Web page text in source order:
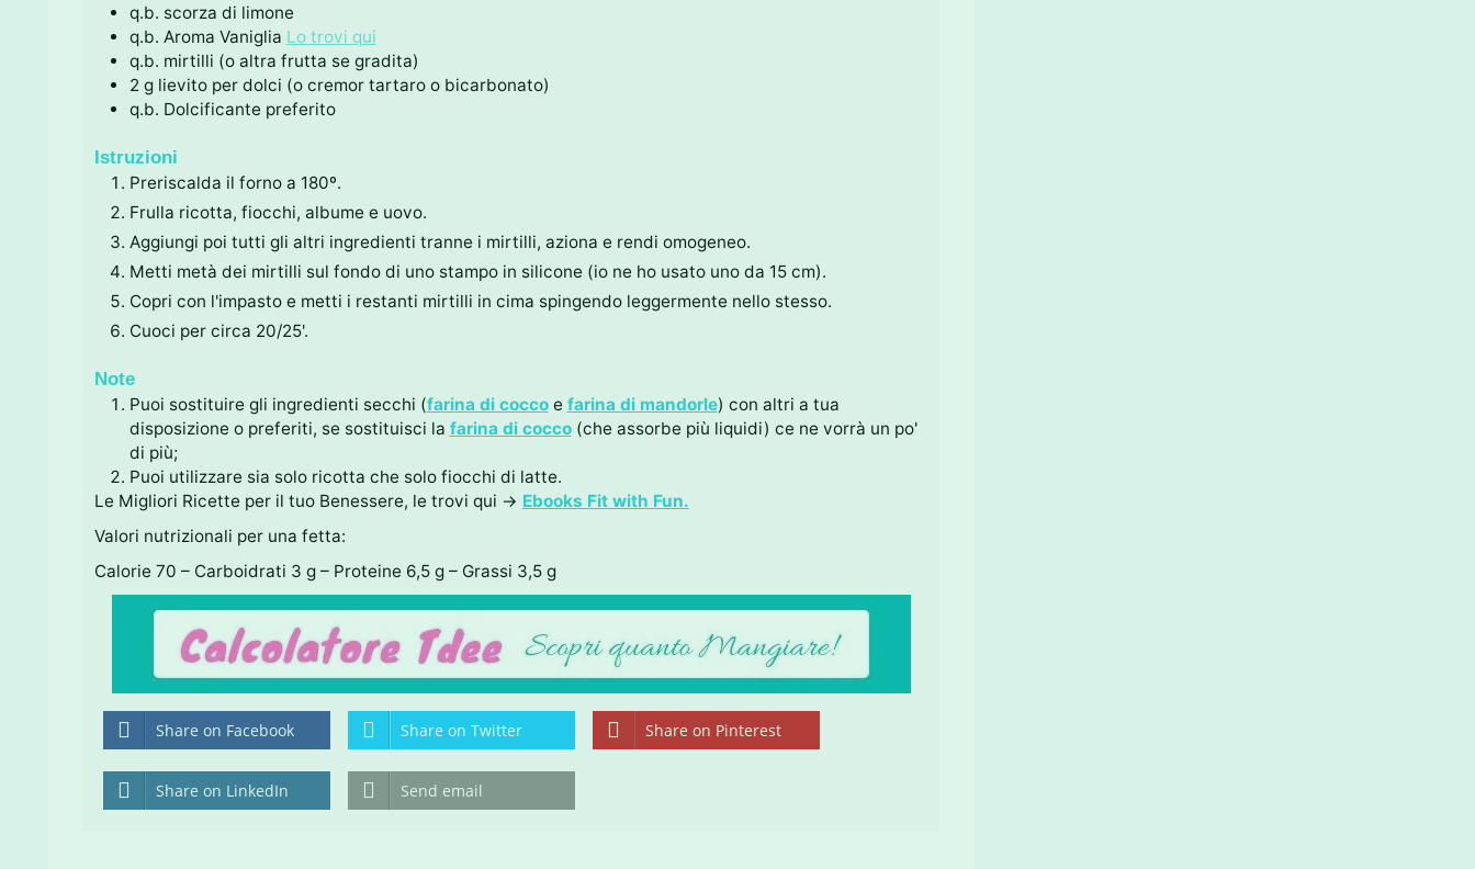
q.b. scorza di limone
q.b. Aroma Vaniglia Lo trovi qui
q.b. mirtilli (o altra frutta se gradita)
2 g lievito per dolci (o cremor tartaro o bicarbonato)
q.b. Dolcificante preferito
Istruzioni
Preriscalda il forno a 180º.
Frulla ricotta, fiocchi, albume e uovo.
Aggiungi poi tutti gli altri ingredienti tranne i mirtilli, aziona e rendi omogeneo.
Metti metà dei mirtilli sul fondo di uno stampo in silicone (io ne ho usato uno da 15 cm).
Copri con l'impasto e metti i restanti mirtilli in cima spingendo leggermente nello stesso.
Cuoci per circa 20/25'.
Note
Puoi sostituire gli ingredienti secchi (farina di coccoe farina di mandorle) con altri a tua
disposizione o preferiti, se sostituisci la farina di cocco(che assorbe più liquidi) ce ne vorrà un po'
di più;
Puoi utilizzare sia solo ricotta che solo fiocchi di latte.
Le Migliori Ricette per il tuo Benessere, le trovi qui → Ebooks Fit with Fun.
Valori nutrizionali per una fetta:
Calorie 70 – Carboidrati 3 g – Proteine 6,5 g – Grassi 3,5 g
Share on Facebook Share on Twitter Share on Pinterest
Share on LinkedIn Send email